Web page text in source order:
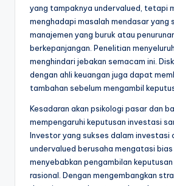
yang tampaknya undervalued, tetapi
menghadapi masalah mendasar yang
manajemen yang buruk atau
berkepanjangan. Penelitian
menghindari jebakan semacam ini.
dengan ahli keuangan juga dapat
tambahan sebelum mengambil
Kesadaran akan psikologi pasar dan
mempengaruhi keputusan investasi
Investor yang sukses dalam investasi
undervalued berusaha mengatasi
menyebabkan pengambilan
rasional. Dengan mengembangkan